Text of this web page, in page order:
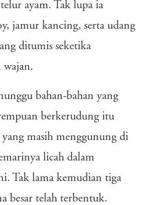
ayam. Tak lupa ia
jamur kancing, serta udang
ditumis seketika
wajan.
bahan-bahan yang
berkerudung itu
masih menggunung di
licah dalam
Tak lama kemudian tiga
besar telah terbentuk.